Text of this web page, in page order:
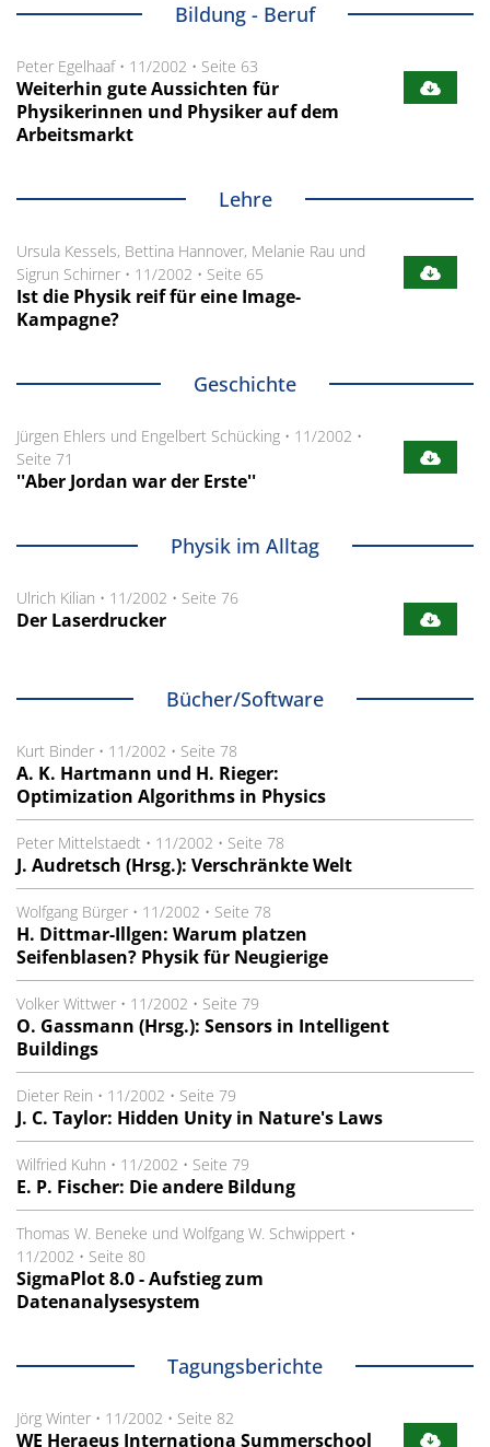
Bildung - Beruf
Peter Egelhaaf• 11/2002 • Seite 63
Weiterhin gute Aussichten für
Physikerinnen und Physiker auf dem
Arbeitsmarkt
Lehre
Ursula Kessels, Bettina Hannover, Melanie Rau und
Sigrun Schirner • 11/2002 • Seite 65
Ist die Physik reif für eine Image-
Kampagne?
Geschichte
Jürgen Ehlers und Engelbert Schücking • 11/2002 •
Seite 71
''Aber Jordan war der Erste''
Physik im Alltag
Ulrich Kilian • 11/2002 • Seite 76
Der Laserdrucker
Bücher/Software
Kurt Binder • 11/2002 • Seite 78
A. K. Hartmann und H. Rieger:
Optimization Algorithms in Physics
Peter Mittelstaedt • 11/2002 • Seite 78
J. Audretsch (Hrsg.): Verschränkte Welt
Wolfgang Bürger • 11/2002 • Seite 78
H. Dittmar-Illgen: Warum platzen
Seifenblasen? Physik für Neugierige
Volker Wittwer • 11/2002 • Seite 79
O. Gassmann (Hrsg.): Sensors in Intelligent
Buildings
Dieter Rein • 11/2002 • Seite 79
J. C. Taylor: Hidden Unity in Nature's Laws
Wilfried Kuhn • 11/2002 • Seite 79
E. P. Fischer: Die andere Bildung
Thomas W. Beneke und Wolfgang W. Schwippert •
11/2002 • Seite 80
SigmaPlot 8.0 - Aufstieg zum
Datenanalysesystem
Tagungsberichte
Jörg Winter • 11/2002 • Seite 82
WE Heraeus Internationa Summerschool